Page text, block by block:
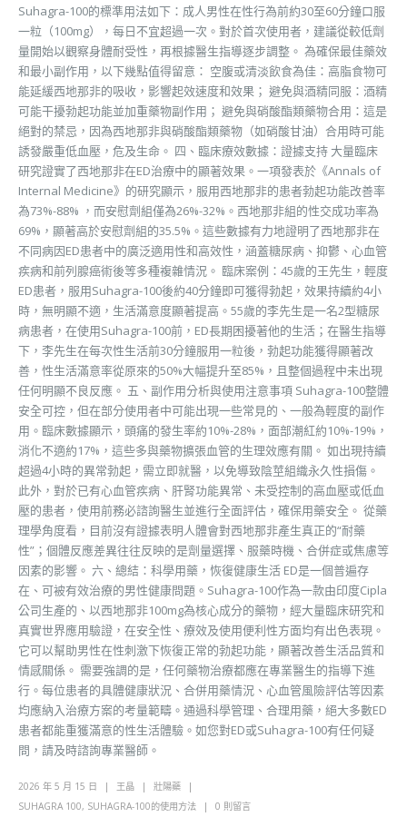
Suhagra-100的標準用法如下：成人男性在性行為前約30至60分鐘口服
一粒（100mg），每日不宜超過一次。對於首次使用者，建議從較低劑
量開始以觀察身體耐受性，再根據醫生指導逐步調整。 為確保最佳藥效
和最小副作用，以下幾點值得留意： 空腹或清淡飲食為佳：高脂食物可
能延緩西地那非的吸收，影響起效速度和效果； 避免與酒精同服：酒精
可能干擾勃起功能並加重藥物副作用； 避免與硝酸酯類藥物合用：這是
絕對的禁忌，因為西地那非與硝酸酯類藥物（如硝酸甘油）合用時可能
誘發嚴重低血壓，危及生命。 四、臨床療效數據：證據支持 大量臨床
研究證實了西地那非在ED治療中的顯著效果。一項發表於《Annals of
Internal Medicine》的研究顯示，服用西地那非的患者勃起功能改善率
為73%-88% ，而安慰劑組僅為26%-32%。西地那非組的性交成功率為
69%，顯著高於安慰劑組的35.5%。這些數據有力地證明了西地那非在
不同病因ED患者中的廣泛適用性和高效性，涵蓋糖尿病、抑鬱、心血管
疾病和前列腺癌術後等多種複雜情況。 臨床案例：45歲的王先生，輕度
ED患者，服用Suhagra-100後約40分鐘即可獲得勃起，效果持續約4小
時，無明顯不適，生活滿意度顯著提高。55歲的李先生是一名2型糖尿
病患者，在使用Suhagra-100前，ED長期困擾著他的生活；在醫生指導
下，李先生在每次性生活前30分鐘服用一粒後，勃起功能獲得顯著改
善，性生活滿意率從原來的50%大幅提升至85%，且整個過程中未出現
任何明顯不良反應。 五、副作用分析與使用注意事項 Suhagra-100整體
安全可控，但在部分使用者中可能出現一些常見的、一般為輕度的副作
用。臨床數據顯示，頭痛的發生率約10%-28%，面部潮紅約10%-19%，
消化不適約17%，這些多與藥物擴張血管的生理效應有關。 如出現持續
超過4小時的異常勃起，需立即就醫，以免導致陰莖組織永久性損傷。
此外，對於已有心血管疾病、肝腎功能異常、未受控制的高血壓或低血
壓的患者，使用前務必諮詢醫生並進行全面評估，確保用藥安全。 從藥
理學角度看，目前沒有證據表明人體會對西地那非產生真正的“耐藥
性”；個體反應差異往往反映的是劑量選擇、服藥時機、合併症或焦慮等
因素的影響。 六、總結：科學用藥，恢復健康生活 ED是一個普遍存
在、可被有效治療的男性健康問題。Suhagra-100作為一款由印度Cipla
公司生產的、以西地那非100mg為核心成分的藥物，經大量臨床研究和
真實世界應用驗證，在安全性、療效及使用便利性方面均有出色表現。
它可以幫助男性在性刺激下恢復正常的勃起功能，顯著改善生活品質和
情感關係。 需要強調的是，任何藥物治療都應在專業醫生的指導下進
行。每位患者的具體健康狀況、合併用藥情況、心血管風險評估等因素
均應納入治療方案的考量範疇。通過科學管理、合理用藥，絕大多數ED
患者都能重獲滿意的性生活體驗。如您對ED或Suhagra-100有任何疑
問，請及時諮詢專業醫師。
2026 年 5 月 15 日 王晶
壯陽藥
SUHAGRA 100, SUHAGRA-100的使用方法 0 則留言